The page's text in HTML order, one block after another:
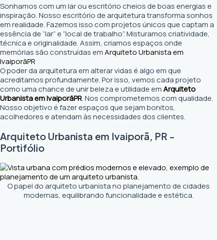
Sonhamos com um lar ou escritório cheios de boas energias e
inspiração. Nosso escritório de arquitetura transforma sonhos
em realidade. Fazemos isso com projetos únicos que captam a
essência de “lar” e “local de trabalho”. Misturamos criatividade,
técnica e originalidade. Assim, criamos espaços onde
memórias são construídas emArquiteto Urbanista em
IvaiporãPR
O poder da arquitetura em alterar vidas é algo em que
acreditamos profundamente. Por isso, vemos cada projeto
como uma chance de unir beleza e utilidade emArquiteto
Urbanista em IvaiporãPR. Nos comprometemos com qualidade.
Nosso objetivo é fazer espaços que sejam bonitos,
acolhedores e atendam às necessidades dos clientes.
Arquiteto Urbanista em Ivaiporã, PR -
Portifólio
O papel do arquiteto urbanista no planejamento de cidades
modernas, equilibrando funcionalidade e estética.